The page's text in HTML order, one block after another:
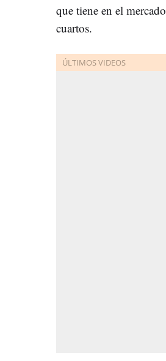
que tiene en el
cuartos.